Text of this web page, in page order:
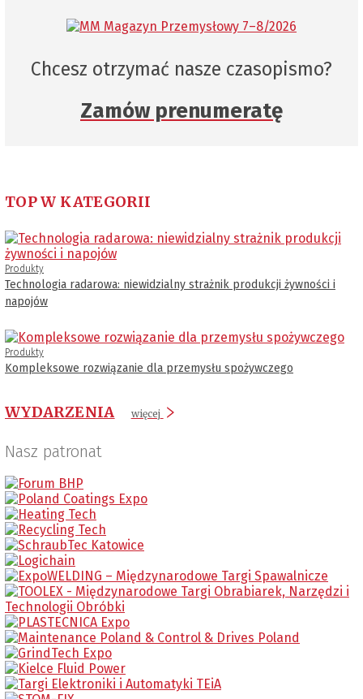
Chcesz otrzymać nasze czasopismo?
Zamów prenumeratę
TOP W KATEGORII
Produkty
Technologia radarowa: niewidzialny strażnik produkcji żywności i
napojów
Produkty
Kompleksowe rozwiązanie dla przemysłu spożywczego
WYDARZENIA więcej
Nasz patronat